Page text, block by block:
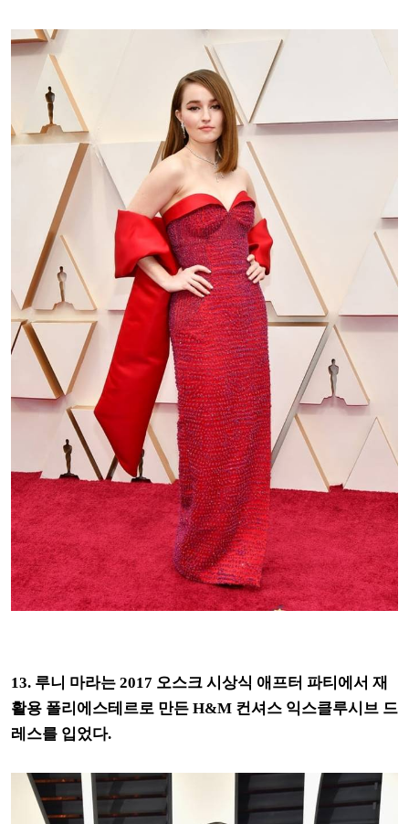
13. 루니 마라는 2017 오스크 시상식 애프터 파티에서 재
활용 폴리에스테르로 만든 H&M 컨셔스 익스클루시브 드
레스를 입었다.